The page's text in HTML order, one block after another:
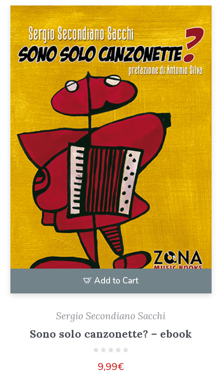
Add to Cart
Sergio Secondiano Sacchi
Sono solo canzonette? – ebook
9,99€